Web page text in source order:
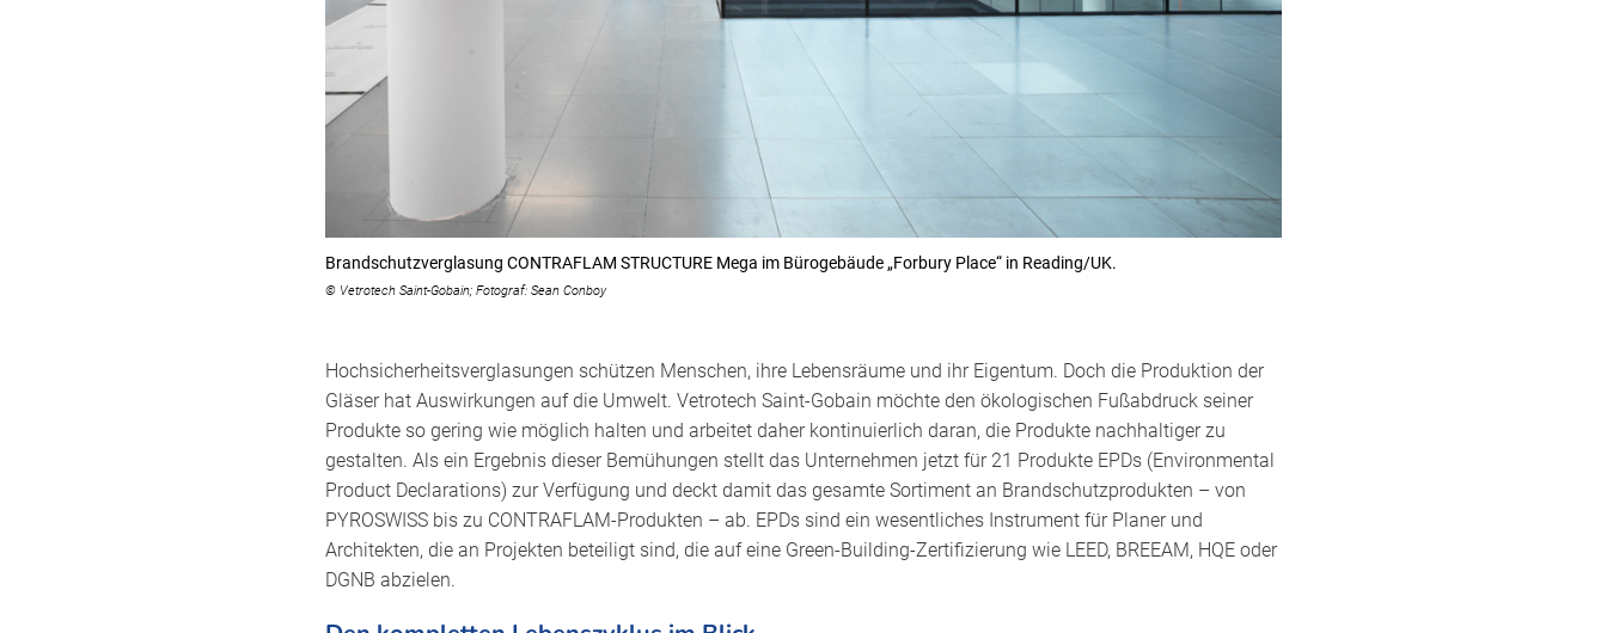
Brandschutzverglasung CONTRAFLAM STRUCTURE Mega im Bürogebäude „Forbury Place“ in Reading/UK.
© Vetrotech Saint-Gobain; Fotograf: Sean Conboy
Hochsicherheitsverglasungen schützen Menschen, ihre Lebensräume und ihr Eigentum. Doch die Produktion der
Gläser hat Auswirkungen auf die Umwelt. Vetrotech Saint-Gobain möchte den ökologischen Fußabdruck seiner
Produkte so gering wie möglich halten und arbeitet daher kontinuierlich daran, die Produkte nachhaltiger zu
gestalten. Als ein Ergebnis dieser Bemühungen stellt das Unternehmen jetzt für 21 Produkte EPDs (Environmental
Product Declarations) zur Verfügung und deckt damit das gesamte Sortiment an Brandschutzprodukten – von
PYROSWISS bis zu CONTRAFLAM-Produkten – ab. EPDs sind ein wesentliches Instrument für Planer und
Architekten, die an Projekten beteiligt sind, die auf eine Green-Building-Zertifizierung wie LEED, BREEAM, HQE oder
DGNB abzielen.